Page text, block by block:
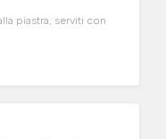
piastra, serviti con